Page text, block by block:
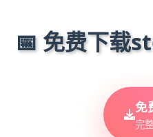
📅 免费下载
免
完